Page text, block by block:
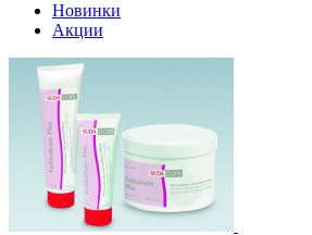
Новинки
Акции